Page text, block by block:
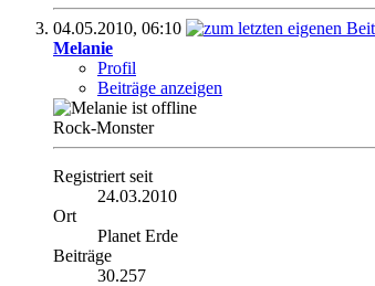
04.05.2010, 06:10
Melanie
Profil
Beiträge anzeigen
Rock-Monster
Registriert seit
24.03.2010
Ort
Planet Erde
Beiträge
30.257